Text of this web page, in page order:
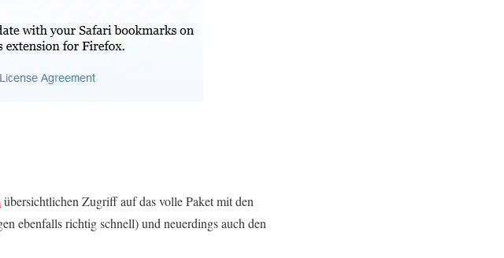
übersichtlichen Zugriff auf das volle Paket mit den
ebenfalls richtig schnell) und neuerdings auch den